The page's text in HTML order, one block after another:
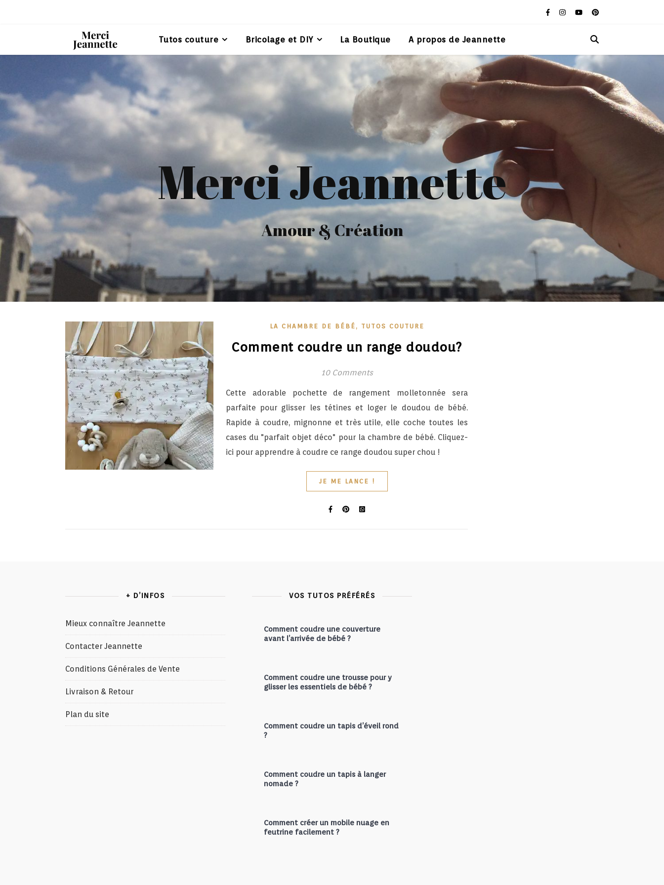
Tutos couture Bricolage et DIY La Boutique A propos de Jeannette
Merci Jeannette
Amour & Création
LA CHAMBRE DE BÉBÉ , TUTOS COUTURE
Comment coudre un range doudou?
10 Comments
Cette adorable pochette de rangement molletonnée sera
parfaite pour glisser les tétines et loger le doudou de bébé.
Rapide à coudre, mignonne et très utile, elle coche toutes les
cases du "parfait objet déco" pour la chambre de bébé. Cliquez-
ici pour apprendre à coudre ce range doudou super chou !
JE ME LANCE !
+ D’INFOS
Mieux connaître Jeannette
Contacter Jeannette
Conditions Générales de Vente
Livraison & Retour
Plan du site
VOS TUTOS PRÉFÉRÉS
Comment coudre une couverture
avant l’arrivée de bébé ?
Comment coudre une trousse pour y
glisser les essentiels de bébé ?
Comment coudre un tapis d’éveil rond
?
Comment coudre un tapis à langer
nomade ?
Comment créer un mobile nuage en
feutrine facilement ?